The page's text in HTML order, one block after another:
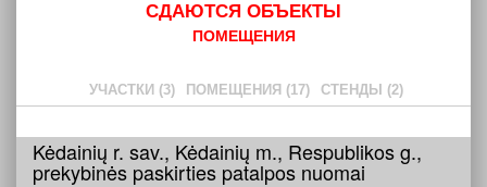
СДАЮТСЯ ОБЪЕКТЫ
ПОМЕЩЕНИЯ
УЧАСТКИ (3) ПОМЕЩЕНИЯ (17) СТЕНДЫ (2)
Kėdainių r. sav., Kėdainių m., Respublikos g.,
prekybinės paskirties patalpos nuomai